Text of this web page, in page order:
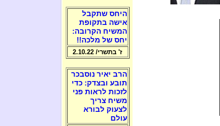
היחס שתקבל
אישה בתקופת
המשיח הקרובה:
יחס של מלכה!!
ז' בתשרי/ 2.10.22
הרב יאיר נוסבכר
תובע ובצדק: כדי
לזכות לראות פני
משיח צריך
לצעוק לבורא
עולם